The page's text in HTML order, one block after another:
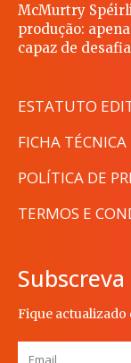
McMurtry
produção:
capaz de
ESTATUTO
FICHA TÉCNICA
POLÍTICA DE
TERMOS E
Fique